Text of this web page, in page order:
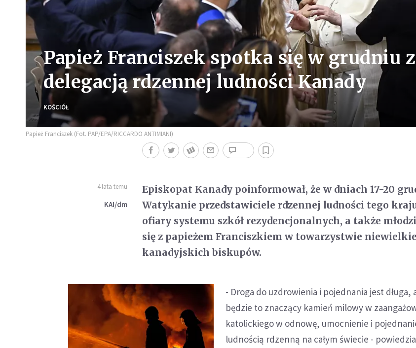
Papież Franciszek spotka się w grudniu z
delegacją rdzennej ludności Kanady
KOŚCIÓŁ
Papież Franciszek (Fot. PAP/EPA/RICCARDO ANTIMIANI)
4 lata temu
KAI/dm
Episkopat Kanady poinformował, że w dniach 17-20
Watykanie przedstawiciele rdzennej ludności tego
ofiary systemu szkół rezydencjonalnych, a także
się z papieżem Franciszkiem w towarzystwie
kanadyjskich biskupów.
- Droga do uzdrowienia i pojednania jest długa,
będzie to znaczący kamień milowy w
katolickiego w odnowę, umocnienie i
ludnością rdzenną na całym świecie -